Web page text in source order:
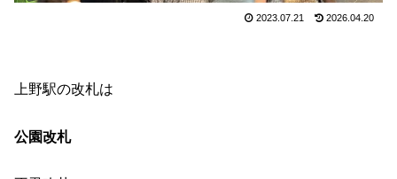
2023.07.21 2026.04.20
上野駅の改札は
公園改札